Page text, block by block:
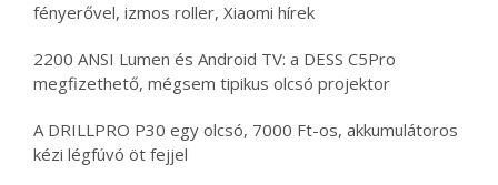
fényerővel, izmos roller, Xiaomi hírek
2200 ANSI Lumen és Android TV: a DESS C5Pro
megfizethető, mégsem tipikus olcsó projektor
A DRILLPRO P30 egy olcsó, 7000 Ft-os, akkumulátoros
kézi légfúvó öt fejjel